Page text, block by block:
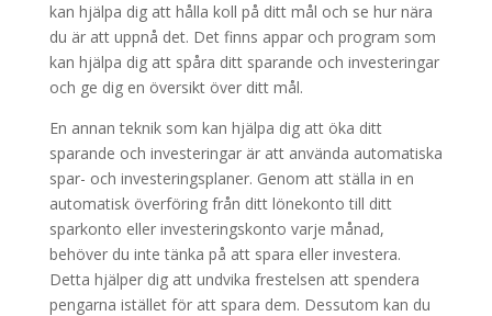
kan hjälpa dig att hålla koll på ditt mål och se hur nära
du är att uppnå det. Det finns appar och program som
kan hjälpa dig att spåra ditt sparande och investeringar
och ge dig en översikt över ditt mål.
En annan teknik som kan hjälpa dig att öka ditt
sparande och investeringar är att använda automatiska
spar- och investeringsplaner. Genom att ställa in en
automatisk överföring från ditt lönekonto till ditt
sparkonto eller investeringskonto varje månad,
behöver du inte tänka på att spara eller investera.
Detta hjälper dig att undvika frestelsen att spendera
pengarna istället för att spara dem. Dessutom kan du